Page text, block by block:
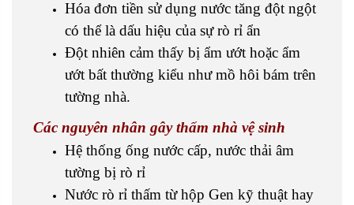
Hóa đơn tiền sử dụng nước tăng đột ngột
có thể là dấu hiệu của sự rò rỉ ẩn
Đột nhiên cảm thấy bị ẩm ướt hoặc ẩm
ướt bất thường kiểu như mồ hôi bám trên
tường nhà.
Các nguyên nhân gây thấm nhà vệ sinh
Hệ thống ống nước cấp, nước thải âm
tường bị rò rỉ
Nước rò rỉ thấm từ hộp Gen kỹ thuật hay